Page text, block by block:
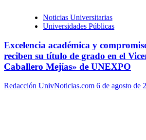
Noticias Universitarias
Universidades Públicas
Excelencia académica y
reciben su título de grado en el
Caballero Mejías» de UNEXPO
Redacción UnivNoticias.com 6 de agosto de